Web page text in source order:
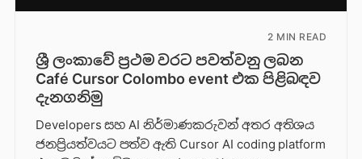
2 MIN READ
ශ්‍රී ලංකාවේ ප්‍රථම වරට පවත්වනු ලබන
Café Cursor Colombo event එක පිළිබඳව
දැනගනිමු
Developers සහ AI නිර්මාණකරුවන් අතර අතිශය
ජනප්‍රියත්වයට පත්ව ඇති Cursor AI coding platform